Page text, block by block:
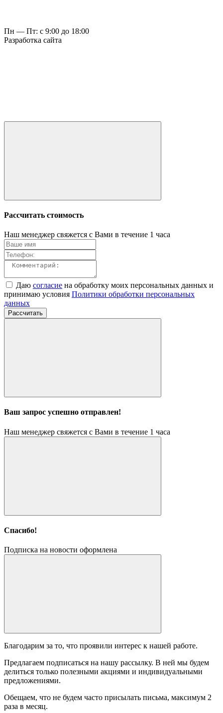
Пн — Пт: с 9:00 до 18:00
Разработка сайта
Рассчитать стоимость
Наш менеджер свяжется с Вами в течение 1 часа
Даю согласие на обработку моих персональных данных и
принимаю условия Политики обработки персональных
данных
Рассчитать
Ваш запрос успешно отправлен!
Наш менеджер свяжется с Вами в течение 1 часа
Спасибо!
Подписка на новости оформлена
Благодарим за то, что проявили интерес к нашей работе.
Предлагаем подписаться на нашу рассылку. В ней мы будем
делиться только полезными акциями и индивидуальными
предложениями.
Обещаем, что не будем часто присылать письма, максимум 2
раза в месяц.